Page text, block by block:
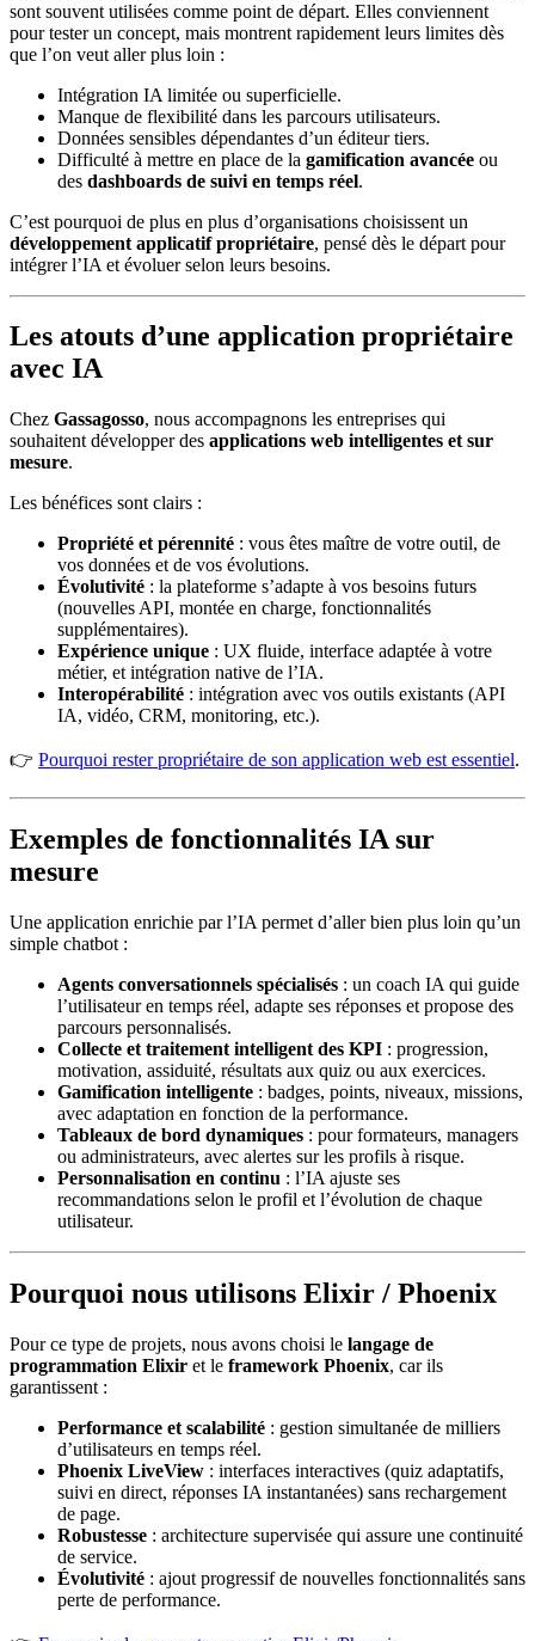
sont souvent utilisées comme point de départ. Elles conviennent
pour tester un concept, mais montrent rapidement leurs limites dès
que l’on veut aller plus loin :
Intégration IA limitée ou superficielle.
Manque de flexibilité dans les parcours utilisateurs.
Données sensibles dépendantes d’un éditeur tiers.
Difficulté à mettre en place de la gamification avancée ou
des dashboards de suivi en temps réel.
C’est pourquoi de plus en plus d’organisations choisissent un
développement applicatif propriétaire, pensé dès le départ pour
intégrer l’IA et évoluer selon leurs besoins.
Les atouts d’une application propriétaire
avec IA
Chez Gassagosso, nous accompagnons les entreprises qui
souhaitent développer des applications web intelligentes et sur
mesure.
Les bénéfices sont clairs :
Propriété et pérennité : vous êtes maître de votre outil, de
vos données et de vos évolutions.
Évolutivité : la plateforme s’adapte à vos besoins futurs
(nouvelles API, montée en charge, fonctionnalités
supplémentaires).
Expérience unique : UX fluide, interface adaptée à votre
métier, et intégration native de l’IA.
Interopérabilité : intégration avec vos outils existants (API
IA, vidéo, CRM, monitoring, etc.).
👉 Pourquoi rester propriétaire de son application web est essentiel.
Exemples de fonctionnalités IA sur
mesure
Une application enrichie par l’IA permet d’aller bien plus loin qu’un
simple chatbot :
Agents conversationnels spécialisés : un coach IA qui guide
l’utilisateur en temps réel, adapte ses réponses et propose des
parcours personnalisés.
Collecte et traitement intelligent des KPI : progression,
motivation, assiduité, résultats aux quiz ou aux exercices.
Gamification intelligente : badges, points, niveaux, missions,
avec adaptation en fonction de la performance.
Tableaux de bord dynamiques : pour formateurs, managers
ou administrateurs, avec alertes sur les profils à risque.
Personnalisation en continu : l’IA ajuste ses
recommandations selon le profil et l’évolution de chaque
utilisateur.
Pourquoi nous utilisons Elixir / Phoenix
Pour ce type de projets, nous avons choisi le langage de
programmation Elixir et le framework Phoenix, car ils
garantissent :
Performance et scalabilité : gestion simultanée de milliers
d’utilisateurs en temps réel.
Phoenix LiveView : interfaces interactives (quiz adaptatifs,
suivi en direct, réponses IA instantanées) sans rechargement
de page.
Robustesse : architecture supervisée qui assure une continuité
de service.
Évolutivité : ajout progressif de nouvelles fonctionnalités sans
perte de performance.